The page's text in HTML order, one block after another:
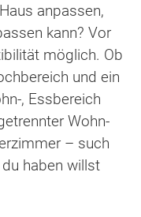
anpassen,
kann? Vor
möglich. Ob
und ein
, Essbereich
Wohn-
– such
haben willst